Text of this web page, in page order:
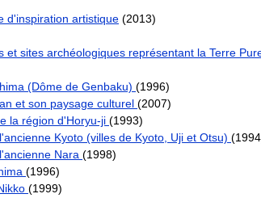
d'inspiration artistique (2013)
et sites archéologiques représentant la Terre
(Dôme de Genbaku) (1996)
et son paysage culturel (2007)
la région d'Horyu-ji (1993)
Kyoto (villes de Kyoto, Uji et Otsu)
Nara (1998)
(1996)
(1999)